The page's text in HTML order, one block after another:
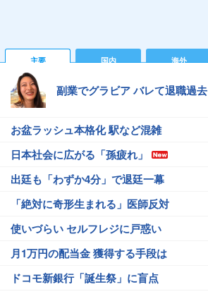
主要 国内 海外
副業でグラビア バレて退職過去
お盆ラッシュ本格化 駅など混雑
日本社会に広がる「孫疲れ」
出廷も「わずか4分」で退廷一幕
「絶対に奇形生まれる」医師反対
使いづらい セルフレジに戸惑い
月1万円の配当金 獲得する手段は
ドコモ新銀行「誕生祭」に盲点